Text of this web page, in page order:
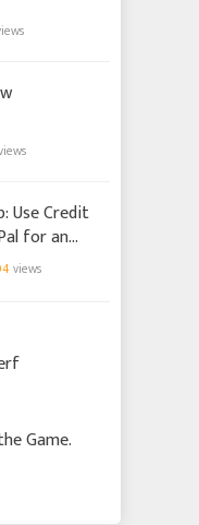
Use Credit
for an
views
Game.